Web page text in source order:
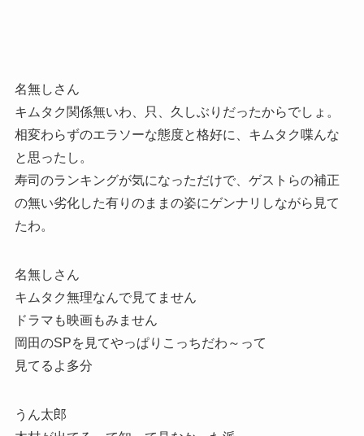
名無しさん
キムタク関係無いわ、只、久しぶりだったからでしょ。
相変わらずのエラソーな態度と格好に、キムタク喋んな
と思ったし。
寿司のランキングが気になっただけで、ゲストらの補正
の無い劣化した有りのままの姿にゲンナリしながら見て
たわ。
名無しさん
キムタク無理なんで見てません
ドラマも映画もみません
岡田のSPを見てやっぱりこっちだわ～って
見てるよ多分
うん太郎